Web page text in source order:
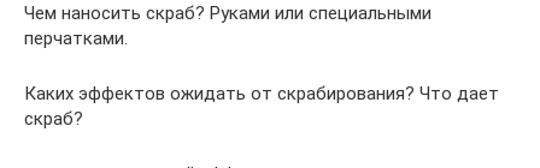
Чем наносить скраб? Руками или специальными
перчатками.
Каких эффектов ожидать от скрабирования? Что дает
скраб?